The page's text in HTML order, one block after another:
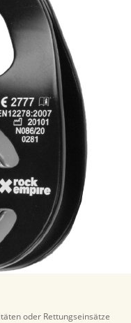
oder Rettungseinsätze